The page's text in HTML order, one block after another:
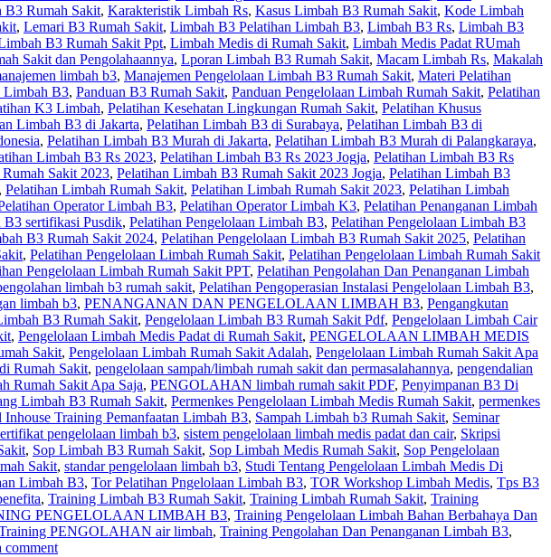
Rumah Sakit, Karakteristik Limbah Rs, Kasus Limbah B3 Rumah Sakit, Kode Limbah
, Lemari B3 Rumah Sakit, Limbah B3 Pelatihan Limbah B3, Limbah B3 Rs, Limbah B3
B3 Rumah Sakit Ppt, Limbah Medis di Rumah Sakit, Limbah Medis Padat RUmah
Sakit dan Pengolahaannya, Lporan Limbah B3 Rumah Sakit, Macam Limbah Rs, Makalah
limbah b3, Manajemen Pengelolaan Limbah B3 Rumah Sakit, Materi Pelatihan
Limbah B3, Panduan B3 Rumah Sakit, Panduan Pengelolaan Limbah Rumah Sakit, Pelatihan
K3 Limbah, Pelatihan Kesehatan Lingkungan Rumah Sakit, Pelatihan Khusus
Limbah B3 di Jakarta, Pelatihan Limbah B3 di Surabaya, Pelatihan Limbah B3 di
, Pelatihan Limbah B3 Murah di Jakarta, Pelatihan Limbah B3 Murah di Palangkaraya,
Limbah B3 Rs 2023, Pelatihan Limbah B3 Rs 2023 Jogja, Pelatihan Limbah B3 Rs
Sakit 2023, Pelatihan Limbah B3 Rumah Sakit 2023 Jogja, Pelatihan Limbah B3
, Pelatihan Limbah Rumah Sakit, Pelatihan Limbah Rumah Sakit 2023, Pelatihan Limbah
Operator Limbah B3, Pelatihan Operator Limbah K3, Pelatihan Penanganan Limbah
B3 sertifikasi Pusdik, Pelatihan Pengelolaan Limbah B3, Pelatihan Pengelolaan Limbah B3
B3 Rumah Sakit 2024, Pelatihan Pengelolaan Limbah B3 Rumah Sakit 2025, Pelatihan
, Pelatihan Pengelolaan Limbah Rumah Sakit, Pelatihan Pengelolaan Limbah Rumah Sakit
Pengelolaan Limbah Rumah Sakit PPT, Pelatihan Pengolahan Dan Penanganan Limbah
limbah b3 rumah sakit, Pelatihan Pengoperasian Instalasi Pengelolaan Limbah B3,
limbah b3, PENANGANAN DAN PENGELOLAAN LIMBAH B3, Pengangkutan
B3 Rumah Sakit, Pengelolaan Limbah B3 Rumah Sakit Pdf, Pengelolaan Limbah Cair
, Pengelolaan Limbah Medis Padat di Rumah Sakit, PENGELOLAAN LIMBAH MEDIS
Sakit, Pengelolaan Limbah Rumah Sakit Adalah, Pengelolaan Limbah Rumah Sakit Apa
Rumah Sakit, pengelolaan sampah/limbah rumah sakit dan permasalahannya, pengendalian
Rumah Sakit Apa Saja, PENGOLAHAN limbah rumah sakit PDF, Penyimpanan B3 Di
Limbah B3 Rumah Sakit, Permenkes Pengelolaan Limbah Medis Rumah Sakit, permenkes
Inhouse Training Pemanfaatan Limbah B3, Sampah Limbah b3 Rumah Sakit, Seminar
pengelolaan limbah b3, sistem pengelolaan limbah medis padat dan cair, Skripsi
, Sop Limbah B3 Rumah Sakit, Sop Limbah Medis Rumah Sakit, Sop Pengelolaan
Sakit, standar pengelolaan limbah b3, Studi Tentang Pengelolaan Limbah Medis Di
Limbah B3, Tor Pelatihan Pngelolaan Limbah B3, TOR Workshop Limbah Medis, Tps B3
, Training Limbah B3 Rumah Sakit, Training Limbah Rumah Sakit, Training
PENGELOLAAN LIMBAH B3, Training Pengelolaan Limbah Bahan Berbahaya Dan
PENGOLAHAN air limbah, Training Pengolahan Dan Penanganan Limbah B3,
comment